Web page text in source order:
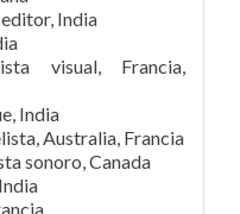
India
visual, Francia,
India
Australia, Francia
sonoro, Canada